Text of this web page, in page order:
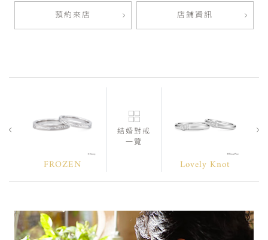
預約來店 店鋪資訊
FROZEN
結婚對戒
一覽
Lovely Knot